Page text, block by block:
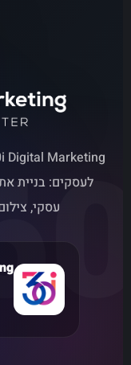
לעסקים: בניית
עסקי,